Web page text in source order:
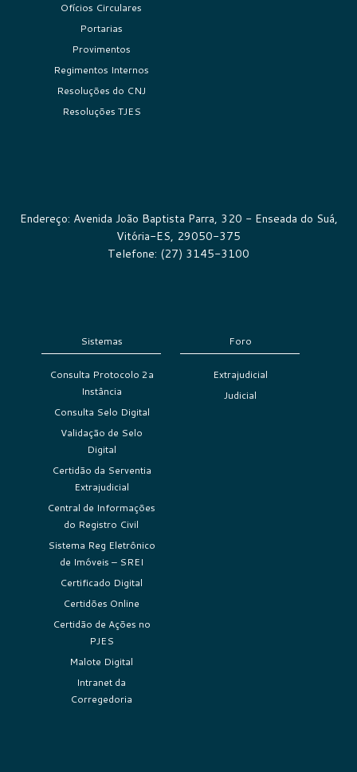
Ofícios Circulares
Portarias
Provimentos
Regimentos Internos
Resoluções do CNJ
Resoluções TJES
Endereço: Avenida João Baptista Parra, 320 - Enseada do Suá,
Vitória-ES, 29050-375
Telefone: (27) 3145-3100
Sistemas
Consulta Protocolo 2a
Instância
Consulta Selo Digital
Validação de Selo
Digital
Certidão da Serventia
Extrajudicial
Central de Informações
do Registro Civil
Sistema Reg Eletrônico
de Imóveis – SREI
Certificado Digital
Certidões Online
Certidão de Ações no
PJES
Malote Digital
Intranet da
Corregedoria
Foro
Extrajudicial
Judicial